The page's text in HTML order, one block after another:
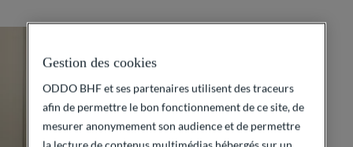
Gestion des cookies
ODDO BHF et ses partenaires utilisent des traceurs
afin de permettre le bon fonctionnement de ce site, de
mesurer anonymement son audience et de permettre